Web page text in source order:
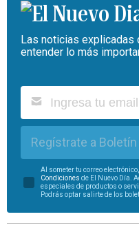
Las noticias explicadas
entender lo más
Regístrate a Boletín
Al someter tu correo
Condiciones de El Nuevo Día.
especiales de productos o
Podrás optar salirte de los